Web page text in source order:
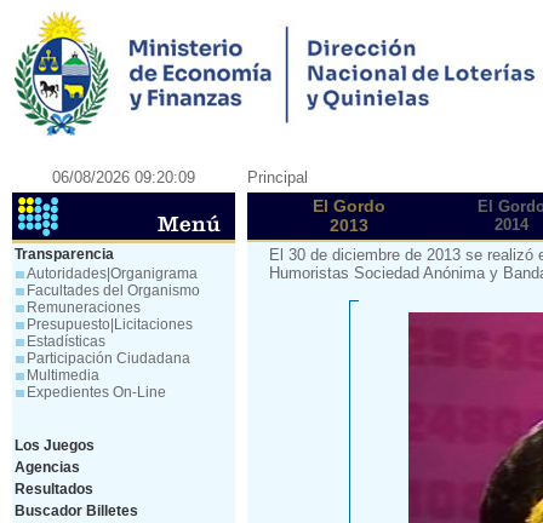
06/08/2026 09:20:09 Principal
Transparencia
Autoridades|Organigrama
Facultades del Organismo
Remuneraciones
Presupuesto|Licitaciones
Estadísticas
Participación Ciudadana
Multimedia
Expedientes On-Line
Los Juegos
Agencias
Resultados
Buscador Billetes
El Gordo
2013
El
2014
El 30 de diciembre de 2013 se
Humoristas Sociedad Anónima y